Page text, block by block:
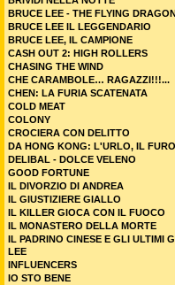
BRUCE LEE - THE FLYING
BRUCE LEE IL LEGGENDARIO
BRUCE LEE, IL CAMPIONE
CASH OUT 2: HIGH ROLLERS
CHASING THE WIND
CHE CARAMBOLE… RAGAZZI!!!...
CHEN: LA FURIA SCATENATA
COLD MEAT
COLONY
CROCIERA CON DELITTO
DA HONG KONG: L'URLO, IL
DELIBAL - DOLCE VELENO
GOOD FORTUNE
IL DIVORZIO DI ANDREA
IL GIUSTIZIERE GIALLO
IL KILLER GIOCA CON IL FUOCO
IL MONASTERO DELLA MORTE
IL PADRINO CINESE E GLI ULTIMI
LEE
INFLUENCERS
IO STO BENE